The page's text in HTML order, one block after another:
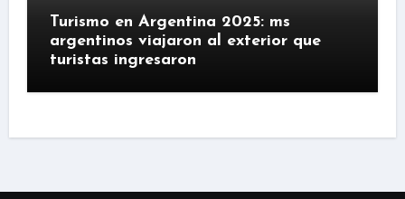
Turismo en Argentina 2025: ms
argentinos viajaron al exterior que
turistas ingresaron